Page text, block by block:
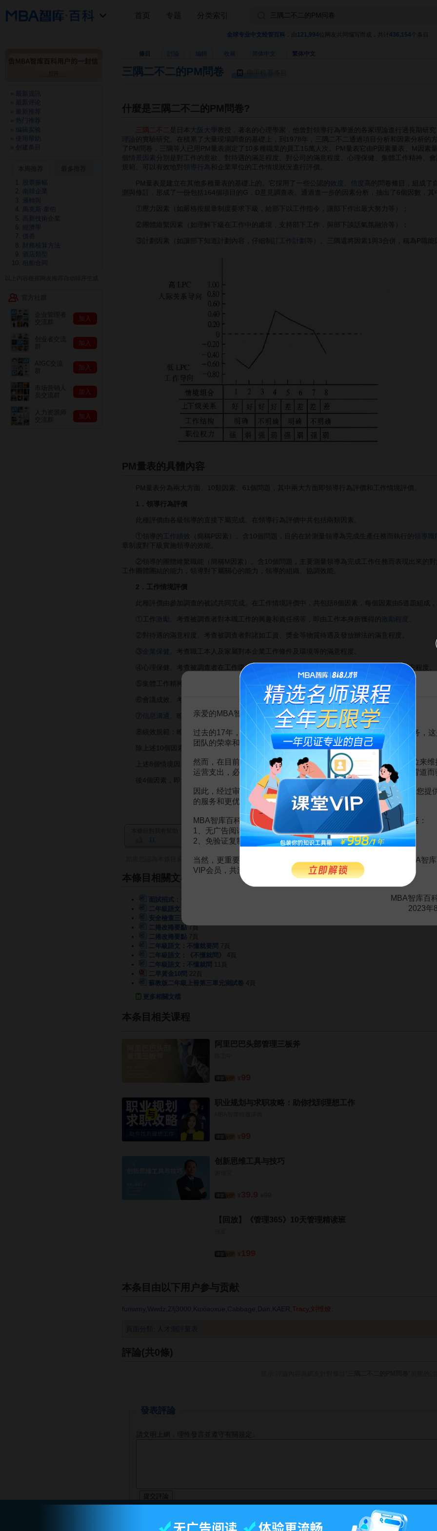
全球专业中文经管百科 121,994 位网友共同编写而成，共计 436,154 个条目
條目 收藏 繁体中文
三隅二不二的PM問卷
什麼是三隅二不二的PM問卷?
三隅二不二 是日本 大阪大學 教授，著名的心理學家，他曾對領導行為學派的各家理論進行過長期研
理論 的實驗研究。在積累了大量現場調查的基礎上，到1978年，三隅二不二通過項目分析和因素分析的
了PM問卷，三隅等人已用PM量表測定了10多種職業的員工15萬人次。PM量表它由P因素量表、M因素
個 情景因素
分別是對工作的意欲、對待遇的滿足程度、對公司的滿意程度、心理保健、集體工作精神、
規範。可以有效地對 領導行為 和企業單位的工作情境狀況進行評價。
PM量表是建立在其他多種量表的基礎上的。它採用了一些公認的 效度 信度 高的問卷條目，組成了
測與修訂，形成了一份包括164個項目的G．D意見調查表。通過進一步的因素分析，抽出了6個因數，
①壓力因素（如嚴格按規章制度要求下級，給部下以工作指令，讓部下作出最大努力等）；
②團體維繫因素（如理解下級在工作中的處境，支持部下工作，與部下談話氣氛融洽等）；
③計劃因素（如讓部下知道計劃內容，仔細制訂 工作計劃 等）。三隅還將因素1與3合併，稱為P職
PM量表的具體內容
PM量表分為兩大方面、10類因素、61個問題，其中兩大方面即領導行為評價和工作情境評價。
1．領導行為評價
此種評價由各級領導的直接下屬完成。在領導行為評價中共包括兩類因素。
①領導的 工作績效 （簡稱P因素）。含10個問題，目的在於測量領導為完成生產任務而執行的 領導職能
章制度對下級實施領導的效能。
②領導的團體維繫職能（簡稱M因素）。含10個問題，主要測量領導為完成工作任務而表現出來的對
工作團體團結的能力，領導對下屬關心的能力，領導的組織、協調效能。
2．工作情境評價
此種評價由參加調查的被試共同完成。在工作情境評價中，共包括8個因素，每個因素由5道題組成，
①工作 激勵 。考查被調查者對本職工作的興趣和責任感等，即由工作本身所獲得的 激勵程度
②對待遇的滿意程度。考查被調查者對諸如工資、獎金等物質待遇及發放辦法的滿意程度。
③ 企業保健 。考查職工本人及家屬對本企業工作條件及環境等的滿意程度。
④心理保健。考查被調查者在工作環境中的人際關係、職責範圍以及由此而引起的緊張或不安程度。
⑤集體工作精神。考查工作集體的 集體意識的強弱程度。
⑥會議成效。考查被調查者對以會議形式解決生產難題的效果及其意義的重視程度。
⑦ 信息溝通 。瞭解組織內部上下級之間、同級之間信息交流和意見溝通等情況。
⑧績效規範：瞭解工作集體設立工作目標和完成任務的集體規範。
除上述10個因素、60道題外，PM量表還專門設置了第61題，用以徵詢參加調查的人員對這種調查方
上述8個情境因素中的前4個因素，即工作激勵、對待遇的滿意程度、企業保健、心理保健，是反映
後4個因素，即集體工作精神、會議成效、信息溝通和績效規範，則是反映單位內管理情境狀況的指
赏 MBA智库APP
如果您認為本條目還有待完善，需要補充新內容或修改錯誤內容，請
本條目相關文檔
面試招式：一選二聽三看四問
二年級語文：《問銀河》教學反思三篇
安全檢查三要素 一看二問三檢測
二捲改捲要點 7頁
二捲改捲要點 7頁
二年級語文：不懂就要問 7頁
二年級語文：《不懂就問》
二年級語文：不懂就問 11頁
二早黃金10問 22頁
蘇教版二年級上冊第三單元測試卷
更多相關文檔
本条目相关课程
阿里巴巴头部管理三板斧
职业规划与求职攻略：助你找到理想工作
创新思维工具与技巧
【回放】《管理365》10天管理精读班
本条目由以下用户参与贡献
funwmy Wwdz Zfj3000 Kuxiaoxue Cabbage Dan KAER Tracy, 刘维燎
頁面分類 人才測評量表
評論(共0條)
發表評論
請文明上網，理性發言並遵守有關規定。
首页 专题 分类索引
最新資訊
最新评论
最新推荐
热门推荐
编辑实验
使用帮助
创建条目
股票振幅
南韓企業
邏輯與
馬克斯·韋伯
高新技術企業
經濟學
債券
財務核算方法
酒店類型
租船合同
加入
加入
加入
加入
加入
告MBA智库百科用户的一封信
亲爱的MBA智库百科用户：
过去的17年，百科频道一直以免费公益的形式为大家提供知识服务，这
团队的荣幸和骄傲。
然而，在目前越来越严峻的经营挑战下，单纯依靠不断增加广告位来维
运营支出，必然会越来越影响您的使用体验，这也与我们的初衷背道而
因此，经过审慎地考虑，我们决定推出VIP会员收费制度，以便为您提
的服务和更优质的内容。
MBA智库百科VIP会员（9.9元 / 年， 点击开通 ），您的权益将包括：
1、无广告阅读；
2、免验证复制。
当然，更重要的是长期以来您对百科频道的支持。诚邀您加入MBA智
VIP会员，共渡难关，共同见证彼此的成长和进步！
MBA智库百
2023年
最後更改16:29, 2016年8月25日.